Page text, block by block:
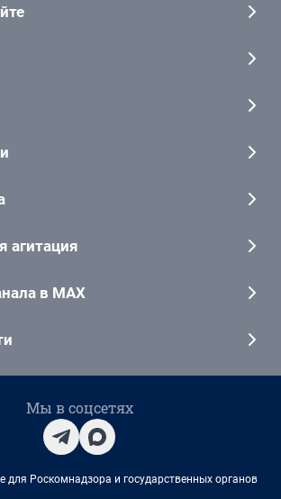
агитация
в MAX
Мы в соцсетях
для Роскомнадзора и государственных органов